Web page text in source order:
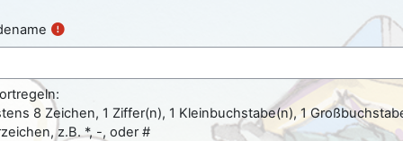
8 Zeichen, 1 Ziffer(n), 1 Kleinbuchstabe(n), 1
z.B. *, -, oder #